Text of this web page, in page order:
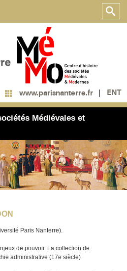
www.parisnanterre.fr ENT
Médiévales et
Paris Nanterre).
de pouvoir. La collection de
administrative (17e siècle)